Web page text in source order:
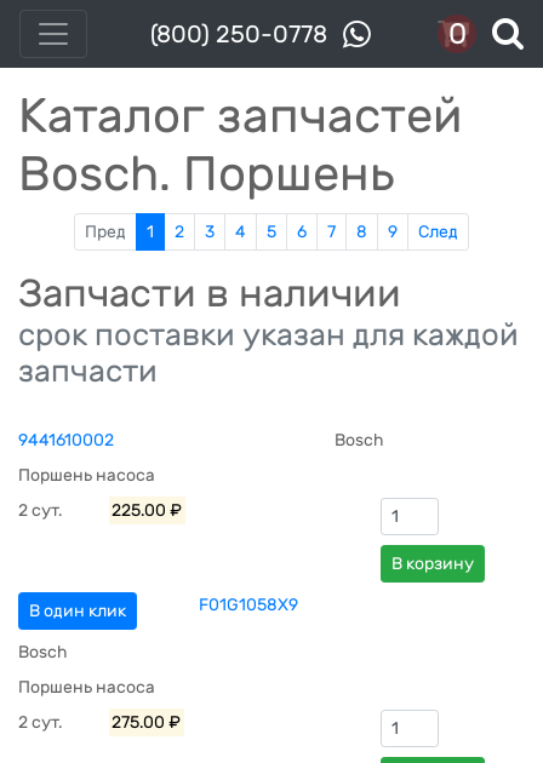
(800) 250-0778 0
Каталог запчастей
Bosch. Поршень
Пред 1 2 3 4 5 6 7 8 9 След
Запчасти в наличии
срок поставки указан для каждой
запчасти
9441610002
Bosch
Поршень насоса
2 сут.
225.00 ₽
В корзину
В один клик F01G1058X9
Bosch
Поршень насоса
2 сут.
275.00 ₽